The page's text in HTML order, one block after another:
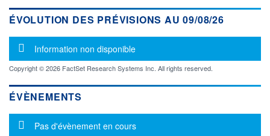
ÉVOLUTION DES PRÉVISIONS AU 09/08/26
Message d'information
Information non disponible
Copyright © 2026 FactSet Research Systems Inc. All rights reserved.
ÉVÈNEMENTS
Message d'information
Pas d'évènement en cours